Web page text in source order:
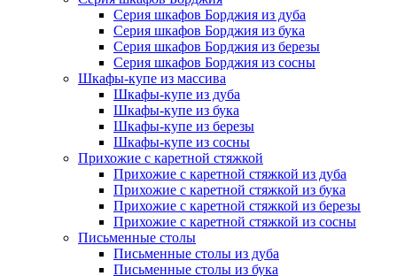
Серия шкафов Борджия из дуба
Серия шкафов Борджия из бука
Серия шкафов Борджия из березы
Серия шкафов Борджия из сосны
Шкафы-купе из массива
Шкафы-купе из дуба
Шкафы-купе из бука
Шкафы-купе из березы
Шкафы-купе из сосны
Прихожие с каретной стяжкой
Прихожие с каретной стяжкой из дуба
Прихожие с каретной стяжкой из бука
Прихожие с каретной стяжкой из березы
Прихожие с каретной стяжкой из сосны
Письменные столы
Письменные столы из дуба
Письменные столы из бука